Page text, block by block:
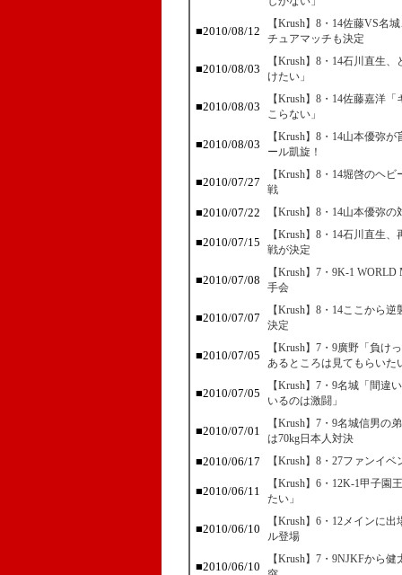
■2010/08/12
【Krush】8・14佐藤VS名
チュアマッチも決定
■2010/08/03
【Krush】8・14石川直生
けたい」
■2010/08/03
【Krush】8・14佐藤嘉洋
こらない」
■2010/08/03
【Krush】8・14山本優弥
ール凱旋！
■2010/07/27
【Krush】8・14堀啓のヘ
戦
■2010/07/22 【Krush】8・14山本優弥
■2010/07/15
【Krush】8・14石川直生
戦が決定
■2010/07/08
【Krush】7・9K-1
手会
■2010/07/07
【Krush】8・14ここから
決定
■2010/07/05
【Krush】7・9廣野「負け
あるところは見てもらいた
■2010/07/05
【Krush】7・9名城「間違
いるのは激闘」
■2010/07/01
【Krush】7・9名城信男の
は70kg日本人対決
■2010/06/17 【Krush】8・27ファンイ
■2010/06/11
【Krush】6・12K-1甲子
たい」
■2010/06/10
【Krush】6・12メインに
ル登場
■2010/06/10
【Krush】7・9NJKFから